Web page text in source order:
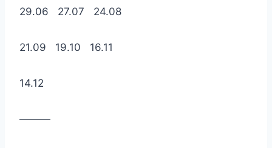
29.06 27.07 24.08
21.09 19.10 16.11
14.12
———